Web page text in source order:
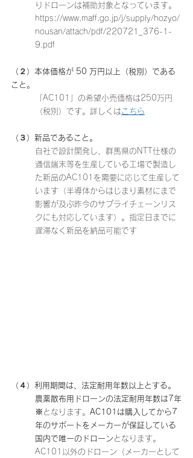
りドローンは補助対象となっています。
https://www.maff.go.jp/j/supply/hozyo/
nousan/attach/pdf/220721_376-1-
9.pdf
（２）本体価格が 50 万円以上（税別）である
こと。
「AC101」の希望小売価格は250万円
（税別）です。詳しくは こちら
（３）新品であること。
自社で設計開発し、群馬県のNTT仕様の
通信端末等を生産している工場で製造し
た新品のAC101を需要に応じて生産して
います（半導体からはじまり素材にまで
影響が及ぶ昨今のサプライチェーンリス
クにも対応しています）。指定日までに
遅滞なく新品を納品可能です
（４）利用期間は、法定耐用年数以上とする。
農薬散布用ドローンの法定耐用年数は7年
※ となります。 AC101は購入してから7
年のサポートをメーカーが保証している
国内で唯一のドローンとなります。
AC101以外のドローン（メーカーとして